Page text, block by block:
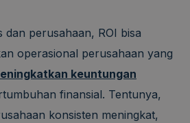
dan perusahaan, ROI bisa
operasional perusahaan yang
keuntungan
finansial. Tentunya,
konsisten meningkat,